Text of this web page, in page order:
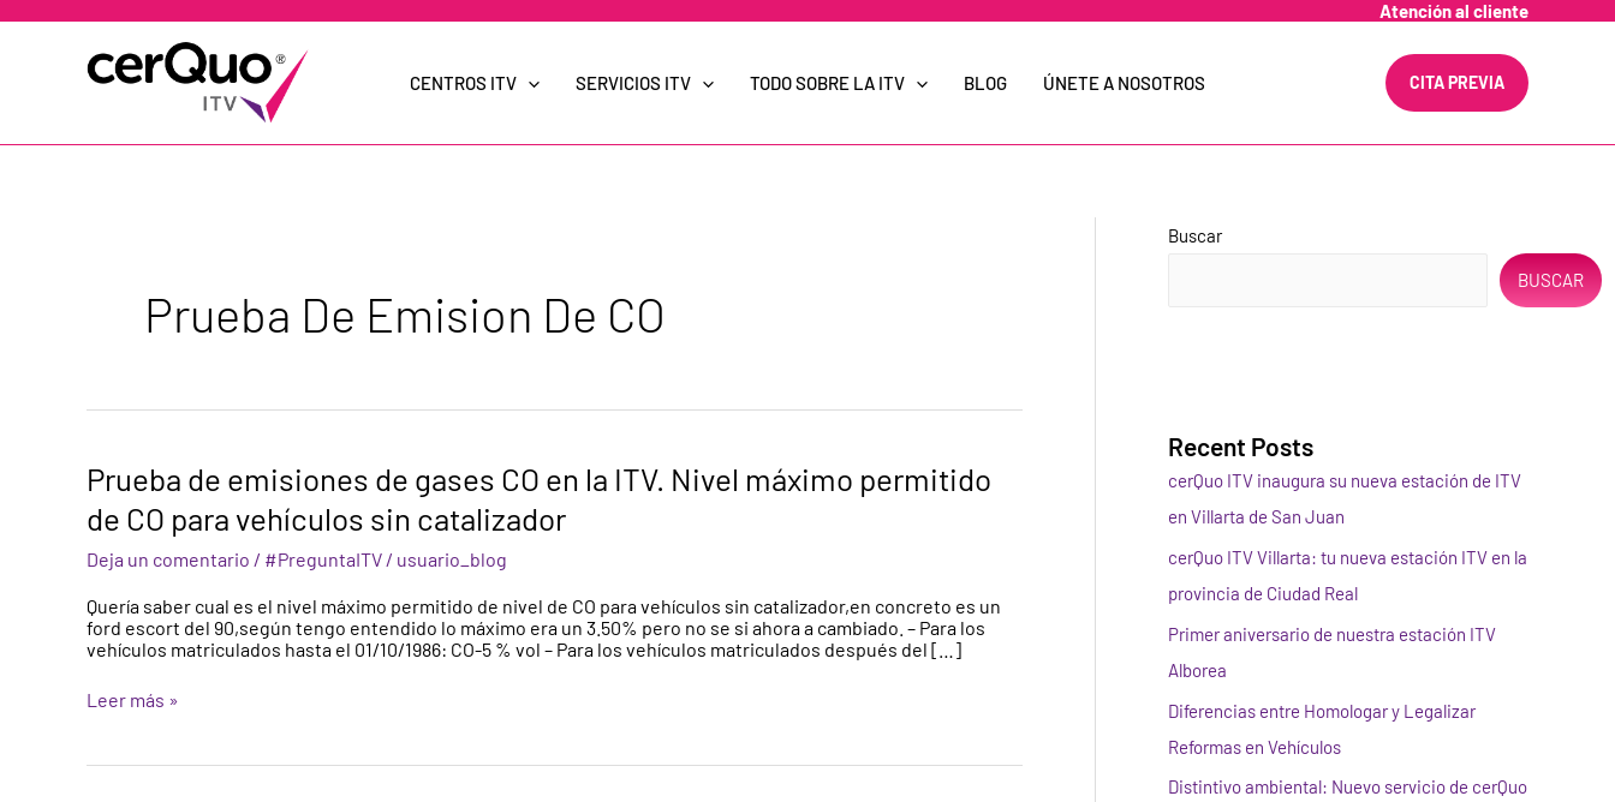
Atención al cliente
CENTROS ITV SERVICIOS ITV TODO SOBRE LA ITV BLOG ÚNETE A NOSOTROS CITA PREVIA
Prueba De Emision De CO
Prueba de emisiones de gases CO en la ITV. Nivel máximo permitido
de CO para vehículos sin catalizador
Deja un comentario / #PreguntaITV / usuario_blog
Quería saber cual es el nivel máximo permitido de nivel de CO para vehículos sin catalizador,en concreto es un
ford escort del 90,según tengo entendido lo máximo era un 3.50% pero no se si ahora a cambiado. – Para los
vehículos matriculados hasta el 01/10/1986: CO-5 % vol – Para los vehículos matriculados después del […]
Prueba
de
emisiones
de
gases
CO
en
la
ITV.
Nivel
permitido
para
Leer más »
Buscar
BUSCAR
Recent Posts
cerQuo ITV inaugura su nueva estación de ITV
en Villarta de San Juan
cerQuo ITV Villarta: tu nueva estación ITV en la
provincia de Ciudad Real
Primer aniversario de nuestra estación ITV
Alborea
Diferencias entre Homologar y Legalizar
Reformas en Vehículos
Distintivo ambiental: Nuevo servicio de cerQuo